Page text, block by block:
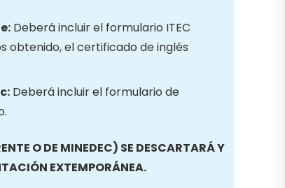
Deberá incluir el formulario ITEC
obtenido, el certificado de inglés
Deberá incluir el formulario de
O DE MINEDEC) SE DESCARTARÁ Y
EXTEMPORÁNEA.